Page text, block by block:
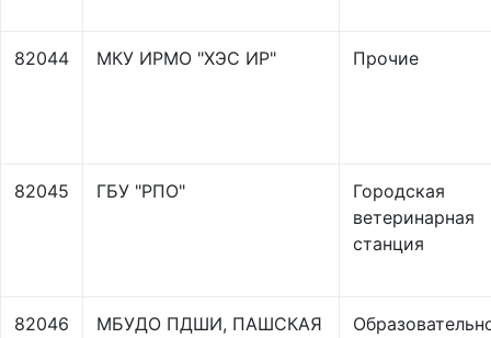
82044 МКУ ИРМО "ХЭС ИР" Прочие
82045 ГБУ "РПО"
Городская
ветеринарная
станция
82046
МБУДО ПДШИ, ПАШСКАЯ